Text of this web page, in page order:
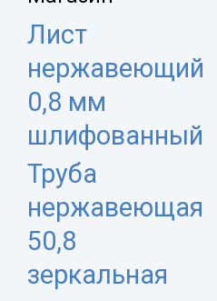
Лист
нержавеющий
0,8 мм
шлифованный
Труба
нержавеющая
50,8
зеркальная